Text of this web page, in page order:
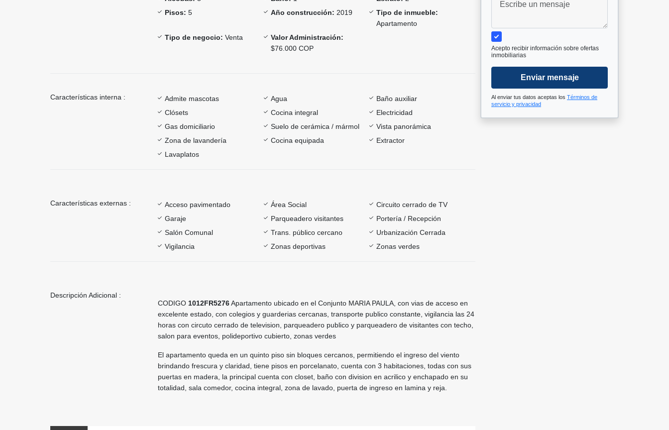
Pisos: 5 Año construcción: 2019
Tipo de inmueble:
Apartamento
Tipo de negocio: Venta
Valor Administración:
$76.000 COP
Características interna : Admite mascotas Agua
Baño auxiliar
Clósets
Cocina integral
Electricidad
Gas domiciliario
Suelo de cerámica / mármol
Vista panorámica
Zona de lavandería
Cocina equipada
Extractor
Lavaplatos
Características externas : Acceso pavimentado Área Social
Circuito cerrado de TV
Garaje
Parqueadero visitantes
Portería / Recepción
Salón Comunal
Trans. público cercano
Urbanización Cerrada
Vigilancia
Zonas deportivas Zonas verdes
Descripción Adicional :
CODIGO 1012FR5276Apartamento ubicado en el Conjunto MARIA PAULA, con vias de acceso en
excelente estado, con colegios y guarderias cercanas, transporte publico constante, vigilancia las 24
horas con circuto cerrado de television, parqueadero publico y parqueadero de visitantes con techo,
salon para eventos, polideportivo cubierto, zonas verdes
El apartamento queda en un quinto piso sin bloques cercanos, permitiendo el ingreso del viento
brindando frescura y claridad, tiene pisos en porcelanato, cuenta con 3 habitaciones, todas con sus
puertas en madera, la principal cuenta con closet, baño con division en acrilico y enchapado en su
totalidad, sala comedor, cocina integral, zona de lavado, puerta de ingreso en lamina y reja.
Acepto recibir información sobre ofertas
inmobiliarias
Enviar mensaje
Al enviar tus datos aceptas los Términos de
servicio y privacidad